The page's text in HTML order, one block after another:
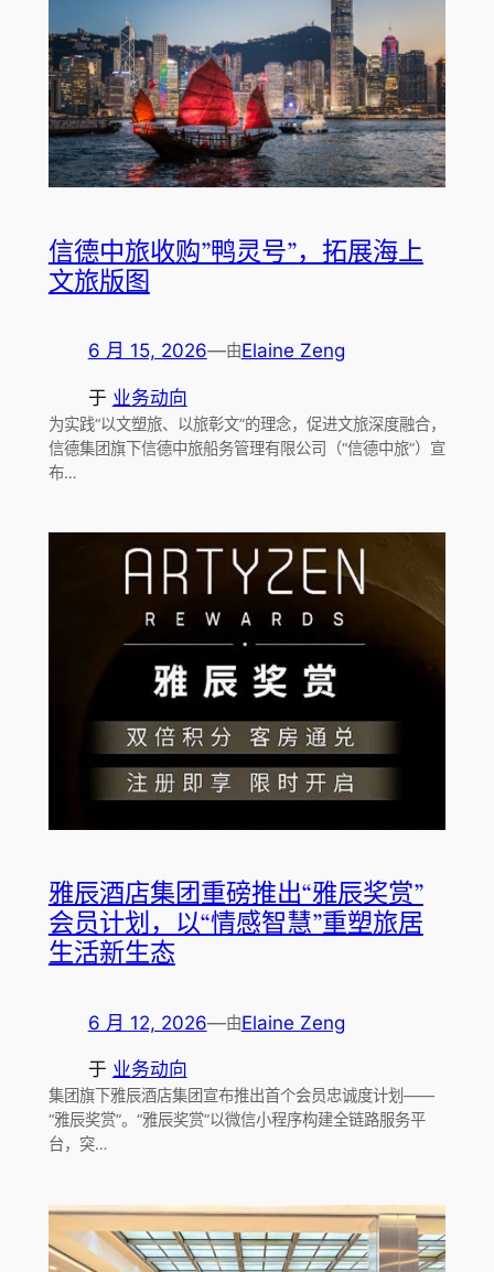
信德中旅收购”鸭灵号”，拓展海上
文旅版图
6 月 15, 2026—由Elaine Zeng
于 业务动向
为实践“以文塑旅、以旅彰文”的理念，促进文旅深度融合，
信德集团旗下信德中旅船务管理有限公司（“信德中旅”）宣
布…
雅辰酒店集团重磅推出“雅辰奖赏”
会员计划，以“情感智慧”重塑旅居
生活新生态
6 月 12, 2026—由Elaine Zeng
于 业务动向
集团旗下雅辰酒店集团宣布推出首个会员忠诚度计划——
“雅辰奖赏”。“雅辰奖赏”以微信小程序构建全链路服务平
台，突…